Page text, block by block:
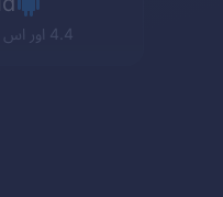
4.4 اور اس سے زیادہ کے لیے